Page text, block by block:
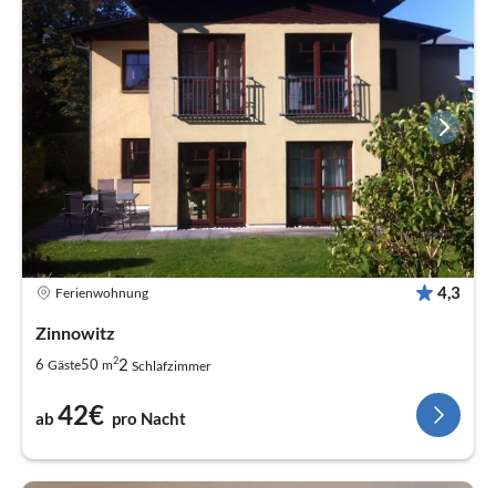
Ferienwohnung 4,3
Zinnowitz
6 Gäste50 m22 Schlafzimmer
ab 42€ pro Nacht